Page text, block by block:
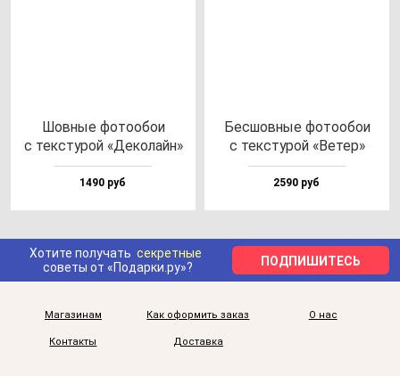
Шов­ные фо­то­обои
с тек­сту­рой «Деко­лайн»
1490 руб
Бес­шов­ные фо­то­обои
с тек­сту­рой «Ветер»
2590 руб
Хотите получать секретные
советы от «Подарки.ру»?
ПОДПИШИТЕСЬ
Магазинам Как оформить заказ О нас
Контакты Доставка